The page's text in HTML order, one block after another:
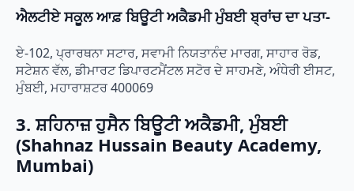
ਐਲਟੀਏ ਸਕੂਲ ਆਫ਼ ਬਿਊਟੀ ਅਕੈਡਮੀ ਮੁੰਬਈ ਬ੍ਰਾਂਚ ਦਾ ਪਤਾ-
ਏ-102, ਪ੍ਰਾਰਥਨਾ ਸਟਾਰ, ਸਵਾਮੀ ਨਿਯਤਾਨੰਦ ਮਾਰਗ, ਸਾਹਾਰ ਰੋਡ,
ਸਟੇਸ਼ਨ ਵੱਲ, ਡੀਮਾਰਟ ਡਿਪਾਰਟਮੈਂਟਲ ਸਟੋਰ ਦੇ ਸਾਹਮਣੇ, ਅੰਧੇਰੀ ਈਸਟ,
ਮੁੰਬਈ, ਮਹਾਰਾਸ਼ਟਰ 400069
3. ਸ਼ਹਿਨਾਜ਼ ਹੁਸੈਨ ਬਿਊਟੀ ਅਕੈਡਮੀ, ਮੁੰਬਈ
(Shahnaz Hussain Beauty Academy,
Mumbai)